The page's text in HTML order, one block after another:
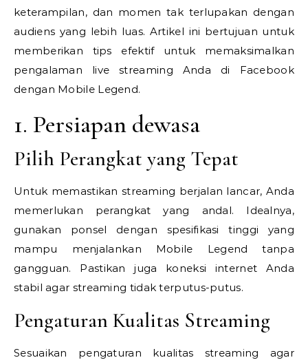
keterampilan, dan momen tak terlupakan dengan
audiens yang lebih luas. Artikel ini bertujuan untuk
memberikan tips efektif untuk memaksimalkan
pengalaman live streaming Anda di Facebook
dengan Mobile Legend.
1. Persiapan dewasa
Pilih Perangkat yang Tepat
Untuk memastikan streaming berjalan lancar, Anda
memerlukan perangkat yang andal. Idealnya,
gunakan ponsel dengan spesifikasi tinggi yang
mampu menjalankan Mobile Legend tanpa
gangguan. Pastikan juga koneksi internet Anda
stabil agar streaming tidak terputus-putus.
Pengaturan Kualitas Streaming
Sesuaikan pengaturan kualitas streaming agar